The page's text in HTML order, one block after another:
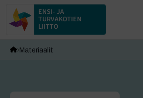
ENSI- JA
TURVAKOTIEN
LIITTO
Materiaalit